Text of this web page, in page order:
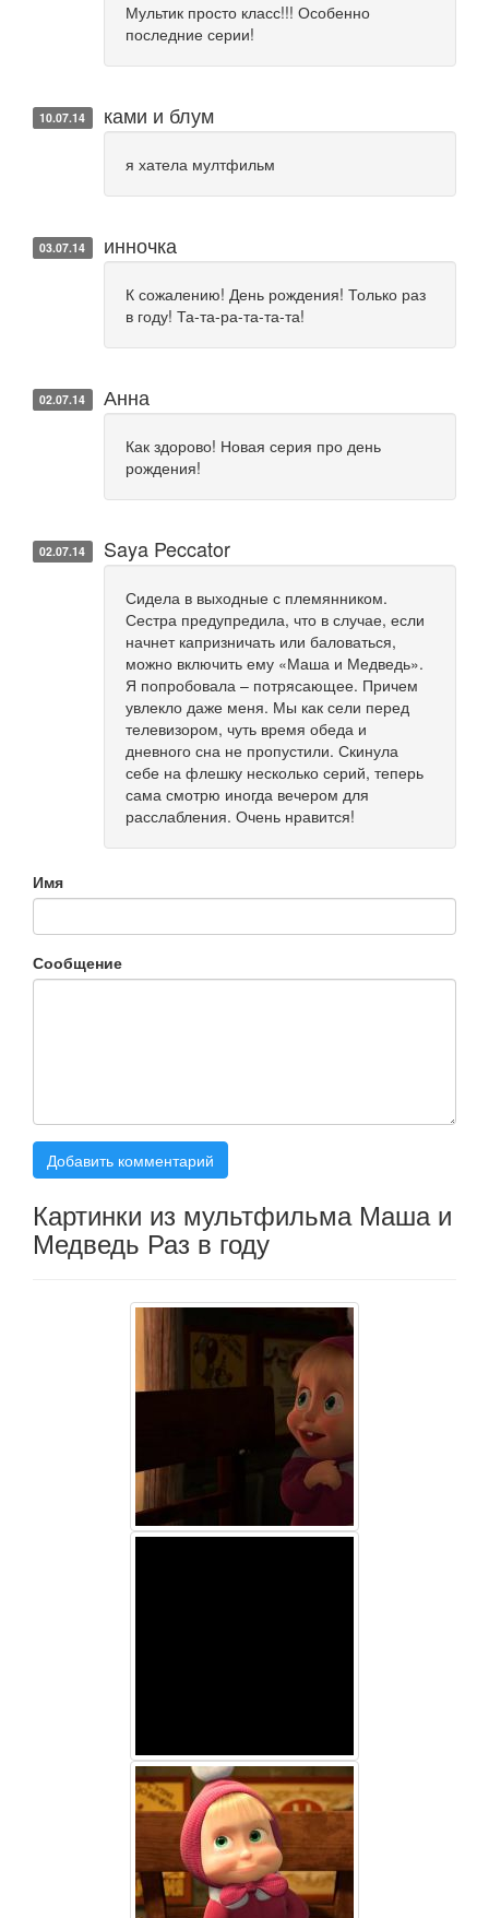
Мультик просто класс!!! Особенно
последние серии!
10.07.14 ками и блум
я хатела мултфильм
03.07.14 инночка
К сожалению! День рождения! Только раз
в году! Та-та-ра-та-та-та!
02.07.14 Анна
Как здорово! Новая серия про день
рождения!
02.07.14 Saya Peccator
Сидела в выходные с племянником.
Сестра предупредила, что в случае, если
начнет капризничать или баловаться,
можно включить ему «Маша и Медведь».
Я попробовала – потрясающее. Причем
увлекло даже меня. Мы как сели перед
телевизором, чуть время обеда и
дневного сна не пропустили. Скинула
себе на флешку несколько серий, теперь
сама смотрю иногда вечером для
расслабления. Очень нравится!
Имя
Сообщение
Добавить комментарий
Картинки из мультфильма Маша и
Медведь Раз в году